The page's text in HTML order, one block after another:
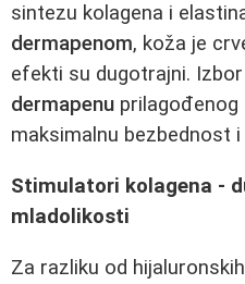
sintezu kolagena i
dermapenom, koža je
efekti su dugotrajni.
dermapenu
maksimalnu bezbednost
Stimulatori kolagena -
mladolikosti
Za razliku od